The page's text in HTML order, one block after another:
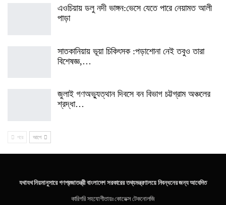
এওচিয়ায় ডলু নদী ভাঙ্গন:ভেসে যেতে পারে নেয়ামত আলী
পাড়া
সাতকানিয়ায় ভূয়া চিকিৎসক :পড়াশোনা নেই তবুও তারা
বিশেষজ্ঞ,…
জুলাই গণঅভ্যুত্থান দিবসে বন বিভাগ চট্টগ্রাম অঞ্চলের
শ্রদ্ধা…
পরে আগে
যথাযথ নিয়মানুসারে গণপ্রজাতন্ত্রী বাংলাদেশ সরকারের তথ্যমন্ত্রণালয়ে নিবন্ধনের জন্য আবেদিত
কারিগরি সহযোগীতায়ঃকোডেক্স টেকনোলজি